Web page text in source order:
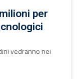
per
vedranno nei